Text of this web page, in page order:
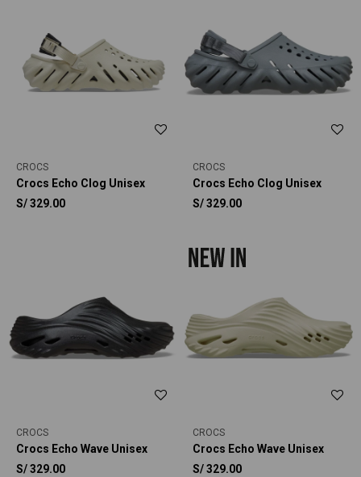
CROCS
Crocs Echo Clog Unisex
S/329.00
CROCS
Crocs Echo Clog Unisex
S/329.00
CROCS
Crocs Echo Wave Unisex
S/329.00
CROCS
Crocs Echo Wave Unisex
S/329.00